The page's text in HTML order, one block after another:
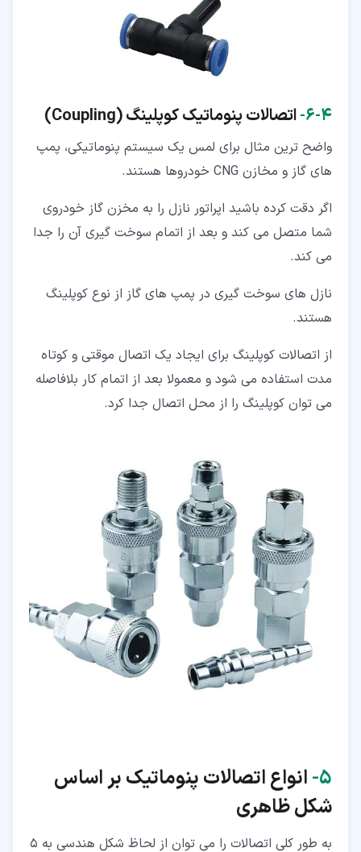
۴‏-‏۶‏- اتصالات پنوماتیک کوپلینگ (Coupling
)
واضح ترین مثال برای لمس یک سیستم پنوماتیکی، پمپ
های گاز و مخازن CNG خودروها هستند.
اگر دقت کرده باشید اپراتور نازل را به مخزن گاز خودروی
شما متصل می کند و بعد از اتمام سوخت گیری آن را جدا
می کند.
نازل های سوخت گیری در پمپ های گاز از نوع کوپلینگ
هستند.
از اتصالات کوپلینگ برای ایجاد یک اتصال موقتی و کوتاه
مدت استفاده می شود و معمولا بعد از اتمام کار بلافاصله
می توان کوپلینگ را از محل اتصال جدا کرد.
۵‏- انواع اتصالات پنوماتیک بر اساس
شکل ظاهری
به طور کلی اتصالات را می توان از لحاظ شکل هندسی به 5